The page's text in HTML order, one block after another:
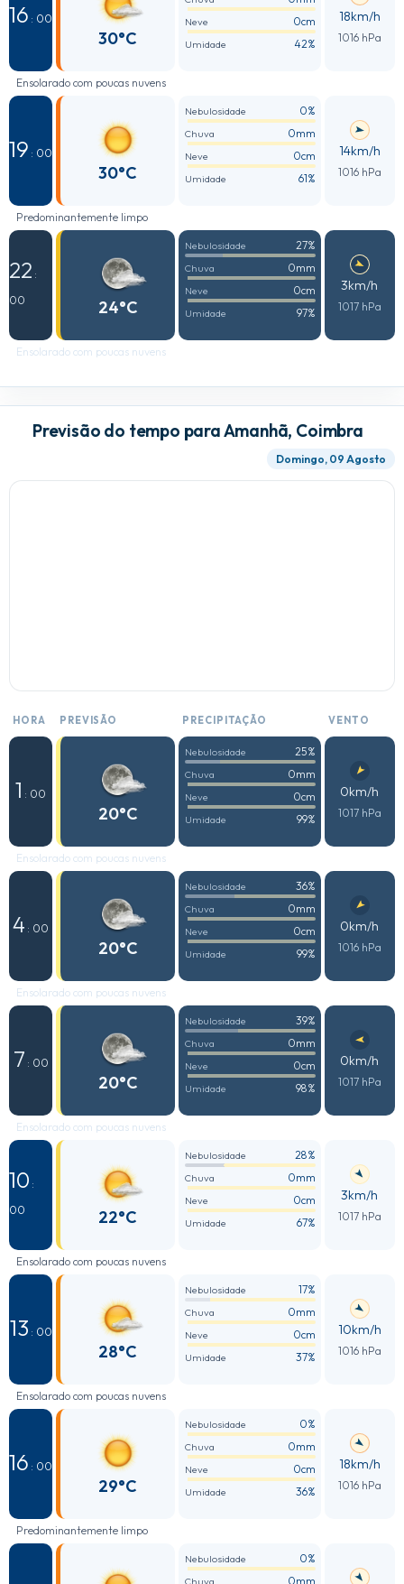
16 : 00
30°C
Neve 0cm
Umidade 42%
18km/h
1016 hPa
Ensolarado com poucas nuvens
19 : 00
30°C
Nebulosidade 0%
Chuva 0mm
Neve 0cm
Umidade 61%
14km/h
1016 hPa
Predominantemente limpo
22 :
00
24°C
Nebulosidade 27%
Chuva 0mm
Neve 0cm
Umidade 97%
3km/h
1017 hPa
Ensolarado com poucas nuvens
Previsão do tempo para Amanhã, Coimbra
Domingo, 09 Agosto
HORA PREVISÃO PRECIPITAÇÃO VENTO
1 : 00
20°C
Nebulosidade 25%
Chuva 0mm
Neve 0cm
Umidade 99%
0km/h
1017 hPa
Ensolarado com poucas nuvens
4 : 00
20°C
Nebulosidade 36%
Chuva 0mm
Neve 0cm
Umidade 99%
0km/h
1016 hPa
Ensolarado com poucas nuvens
7 : 00
20°C
Nebulosidade 39%
Chuva 0mm
Neve 0cm
Umidade 98%
0km/h
1017 hPa
Ensolarado com poucas nuvens
10 :
00
22°C
Nebulosidade 28%
Chuva 0mm
Neve 0cm
Umidade 67%
3km/h
1017 hPa
Ensolarado com poucas nuvens
13 : 00
28°C
Nebulosidade 17%
Chuva 0mm
Neve 0cm
Umidade 37%
10km/h
1016 hPa
Ensolarado com poucas nuvens
16 : 00
29°C
Nebulosidade 0%
Chuva 0mm
Neve 0cm
Umidade 36%
18km/h
1016 hPa
Predominantemente limpo
Nebulosidade 0%
Chuva 0mm